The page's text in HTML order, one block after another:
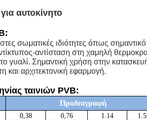
αυτοκίνητο
σωματικές ιδιότητες όπως
αντίσταση στη χαμηλή
γυαλί. Σημαντική χρήση στην
και αρχιτεκτονική εφαρμογή.
ταινιών PVB:
Προδιαγραφή
0,38 0,76 1.14